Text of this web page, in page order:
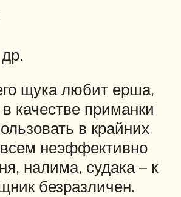
щука любит ерша,
качестве приманки
в крайних
неэффективно
налима, судака – к
безразличен.